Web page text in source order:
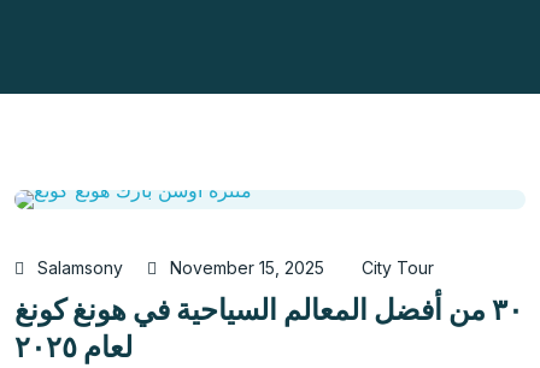
Salamsony November 15, 2025 City Tour
٣٠ من أفضل المعالم السياحية في هونغ كونغ
لعام ٢٠٢٥